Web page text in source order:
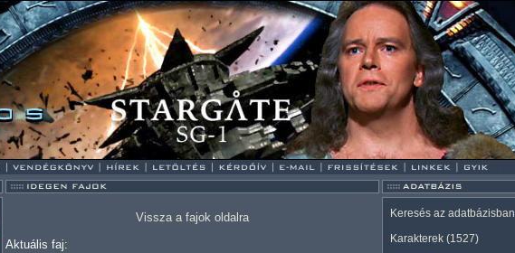
Vissza a fajok oldalra
Aktuális faj:
Keresés az adatbázisban
Karakterek (1527)